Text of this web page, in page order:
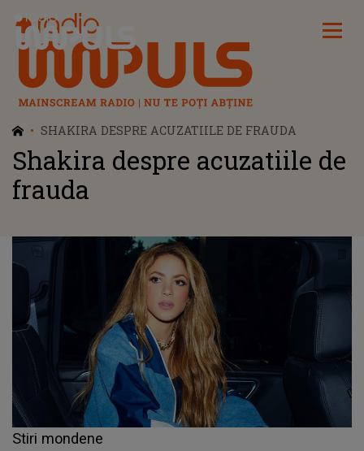
Radio Impuls
SHAKIRA DESPRE ACUZATIILE DE FRAUDA
Shakira despre acuzatiile de
frauda
Stiri mondene